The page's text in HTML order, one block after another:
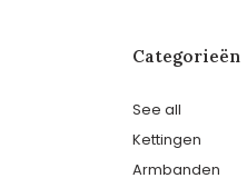
Categorieën
See all
Kettingen
Armbanden